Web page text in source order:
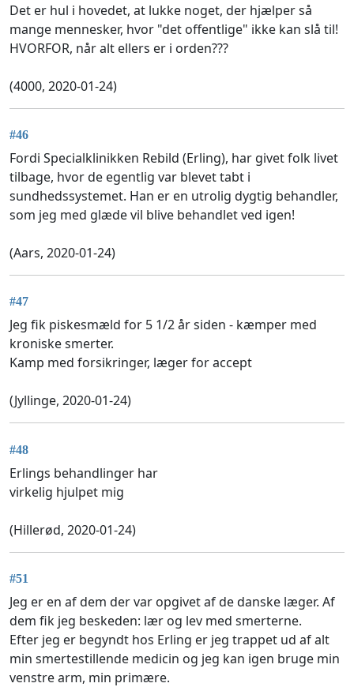
Det er hul i hovedet, at lukke noget, der hjælper så
mange mennesker, hvor "det offentlige" ikke kan slå til!
HVORFOR, når alt ellers er i orden???
(4000, 2020-01-24)
#46
Fordi Specialklinikken Rebild (Erling), har givet folk livet
tilbage, hvor de egentlig var blevet tabt i
sundhedssystemet. Han er en utrolig dygtig behandler,
som jeg med glæde vil blive behandlet ved igen!
(Aars, 2020-01-24)
#47
Jeg fik piskesmæld for 5 1/2 år siden - kæmper med
kroniske smerter.
Kamp med forsikringer, læger for accept
(Jyllinge, 2020-01-24)
#48
Erlings behandlinger har
virkelig hjulpet mig
(Hillerød, 2020-01-24)
#51
Jeg er en af dem der var opgivet af de danske læger. Af
dem fik jeg beskeden: lær og lev med smerterne.
Efter jeg er begyndt hos Erling er jeg trappet ud af alt
min smertestillende medicin og jeg kan igen bruge min
venstre arm, min primære.